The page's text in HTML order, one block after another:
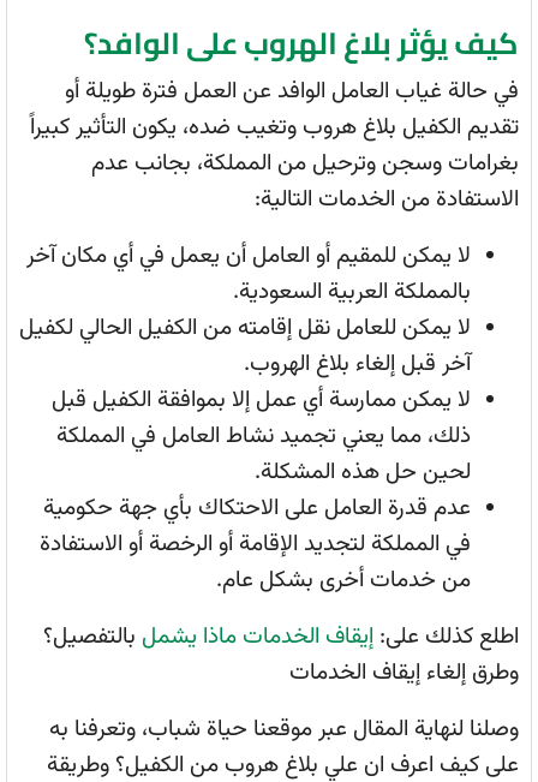
كيف يؤثر بلاغ الهروب على الوافد؟
في حالة غياب العامل الوافد عن العمل فترة طويلة أو
تقديم الكفيل بلاغ هروب وتغيب ضده، يكون التأثير كبيراً
بغرامات وسجن وترحيل من المملكة، بجانب عدم
الاستفادة من الخدمات التالية:
لا يمكن للمقيم أو العامل أن يعمل في أي مكان آخر
بالمملكة العربية السعودية.
لا يمكن للعامل نقل إقامته من الكفيل الحالي لكفيل
آخر قبل إلغاء بلاغ الهروب.
لا يمكن ممارسة أي عمل إلا بموافقة الكفيل قبل
ذلك، مما يعني تجميد نشاط العامل في المملكة
لحين حل هذه المشكلة.
عدم قدرة العامل على الاحتكاك بأي جهة حكومية
في المملكة لتجديد الإقامة أو الرخصة أو الاستفادة
من خدمات أخرى بشكل عام.
اطلع كذلك على: إيقاف الخدمات ماذا يشمل بالتفصيل؟
وطرق إلغاء إيقاف الخدمات
وصلنا لنهاية المقال عبر موقعنا حياة شباب، وتعرفنا به
على كيف اعرف ان علي بلاغ هروب من الكفيل؟ وطريقة